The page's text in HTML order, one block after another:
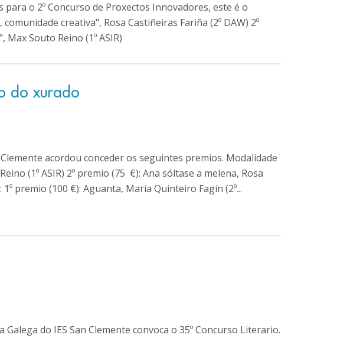
o 2º Concurso de Proxectos Innovadores, este é o
creativa", Rosa Castiñeiras Fariña (2º DAW) 2º
Souto Reino (1º ASIR)
do xurado
acordou conceder os seguintes premios. Modalidade
(1º ASIR) 2º premio (75 €): Ana sóltase a melena, Rosa
premio (100 €): Aguanta, María Quinteiro Fagín (2º...
Galega do IES San Clemente convoca o 35º Concurso Literario.